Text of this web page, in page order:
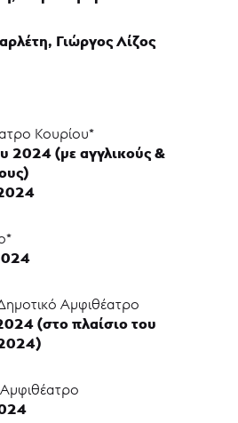
Γιώργος Λίζος
Κουρίου*
2024 (με αγγλικούς &
Αμφιθέατρο
(στο πλαίσιο του